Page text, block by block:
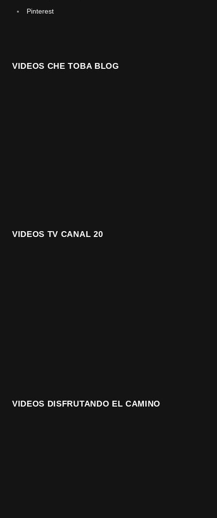
Pinterest
VIDEOS CHE TOBA BLOG
VIDEOS TV CANAL 20
VIDEOS DISFRUTANDO EL CAMINO